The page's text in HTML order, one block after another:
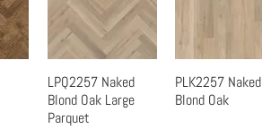
快速瀏覽
LPQ2257 Naked
Blond Oak Large
Parquet
快速瀏覽
PLK2257 Naked
Blond Oak